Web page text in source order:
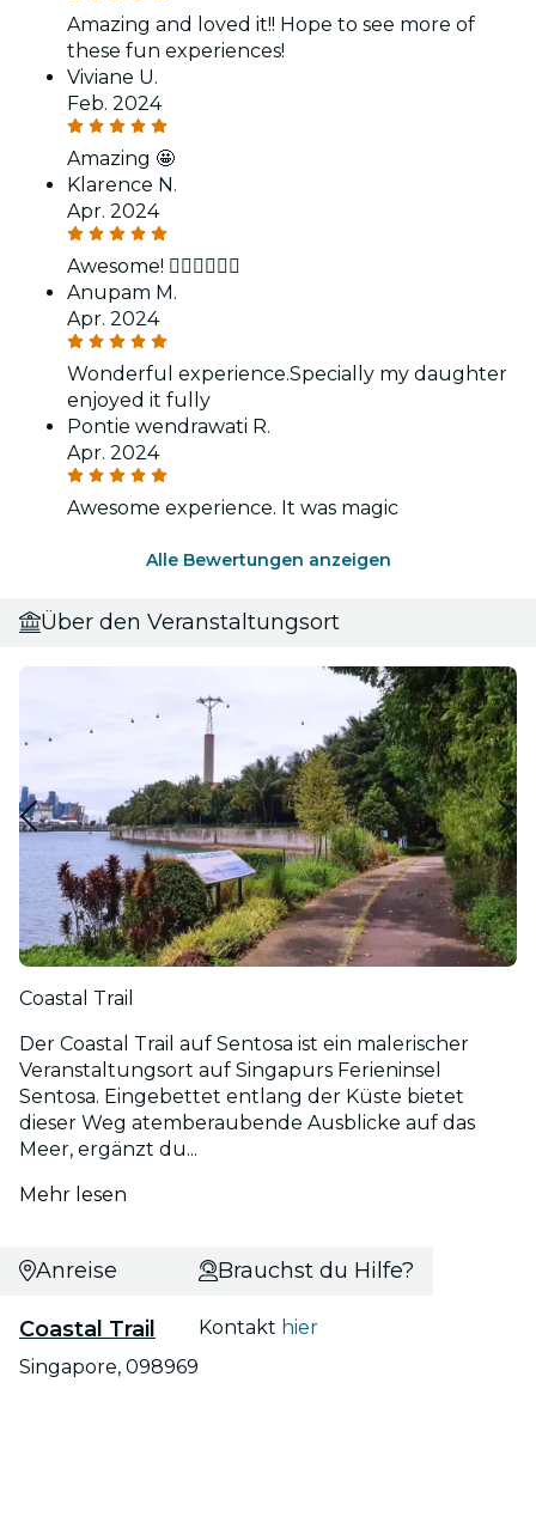
Amazing and loved it!! Hope to see more of
these fun experiences!
Viviane U.
Feb. 2024
Amazing 🤩
Klarence N.
Apr. 2024
Awesome! 👍🏻👍🏻👍🏻
Anupam M.
Apr. 2024
Wonderful experience.Specially my daughter
enjoyed it fully
Pontie wendrawati R.
Apr. 2024
Awesome experience. It was magic
Alle Bewertungen anzeigen
Über den Veranstaltungsort
Coastal Trail
Der Coastal Trail auf Sentosa ist ein malerischer
Veranstaltungsort auf Singapurs Ferieninsel
Sentosa. Eingebettet entlang der Küste bietet
dieser Weg atemberaubende Ausblicke auf das
Meer, ergänzt du...
Mehr lesen
Anreise
Coastal Trail
Singapore, 098969
Brauchst du Hilfe?
Kontakt hier